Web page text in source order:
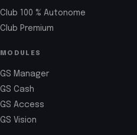
Club 100 % Autonome
Club Premium
MODULES
GS Manager
GS Cash
GS Access
GS Vision